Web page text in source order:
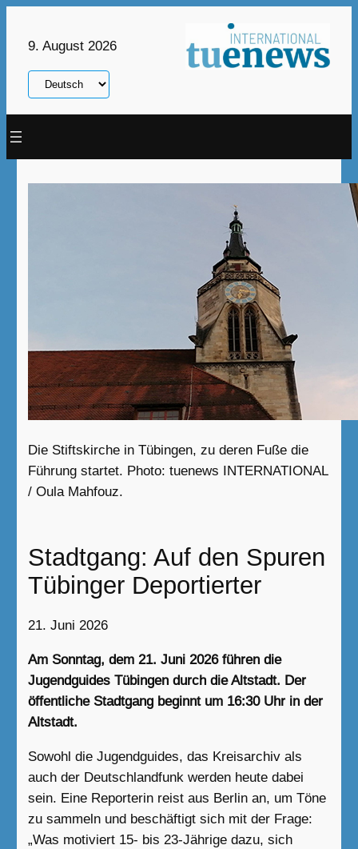
9. August 2026
Sprache
auswählen
Die Stiftskirche in Tübingen, zu deren Fuße die
Führung startet. Photo: tuenews INTERNATIONAL
/ Oula Mahfouz.
Stadtgang: Auf den Spuren
Tübinger Deportierter
21. Juni 2026
Am Sonntag, dem 21. Juni 2026 führen die
Jugendguides Tübingen durch die Altstadt. Der
öffentliche Stadtgang beginnt um 16:30 Uhr in der
Altstadt.
Sowohl die Jugendguides, das Kreisarchiv als
auch der Deutschlandfunk werden heute dabei
sein. Eine Reporterin reist aus Berlin an, um Töne
zu sammeln und beschäftigt sich mit der Frage:
„Was motiviert 15- bis 23-Jährige dazu, sich